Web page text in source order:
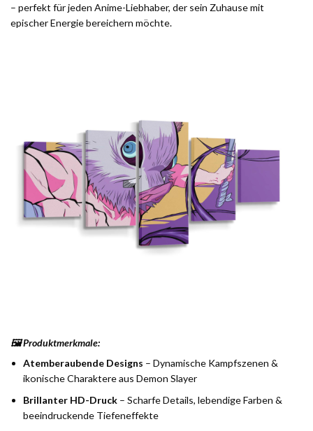
– perfekt für jeden Anime-Liebhaber, der sein Zuhause mit
epischer Energie bereichern möchte.
🖼️ Produktmerkmale:
Atemberaubende Designs – Dynamische Kampfszenen &
ikonische Charaktere aus Demon Slayer
Brillanter HD-Druck – Scharfe Details, lebendige Farben &
beeindruckende Tiefeneffekte